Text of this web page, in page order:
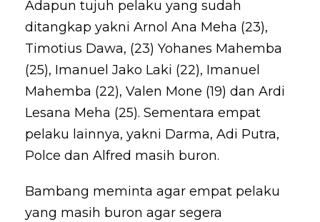
Adapun tujuh pelaku yang sudah
ditangkap yakni Arnol Ana Meha (23),
Timotius Dawa, (23) Yohanes Mahemba
(25), Imanuel Jako Laki (22), Imanuel
Mahemba (22), Valen Mone (19) dan Ardi
Lesana Meha (25). Sementara empat
pelaku lainnya, yakni Darma, Adi Putra,
Polce dan Alfred masih buron.
Bambang meminta agar empat pelaku
yang masih buron agar segera